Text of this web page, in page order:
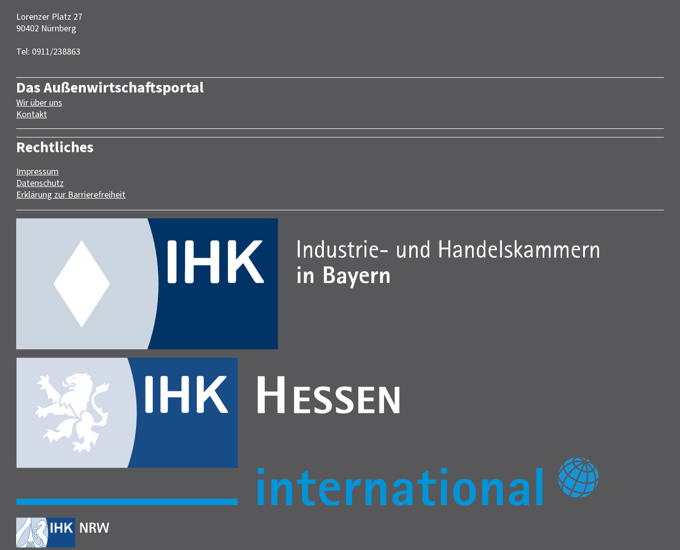
Lorenzer Platz 27
90402 Nürnberg‎‎
Tel: 0911/238863
Das Außenwirtschaftsportal
Wir über uns
Kontakt
Rechtliches
Impressum
Datenschutz
Erklärung zur Barrierefreiheit